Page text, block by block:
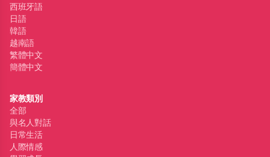
西班牙語
日語
韓語
越南語
繁體中文
簡體中文
家教類別
全部
與名人對話
日常生活
人際情感